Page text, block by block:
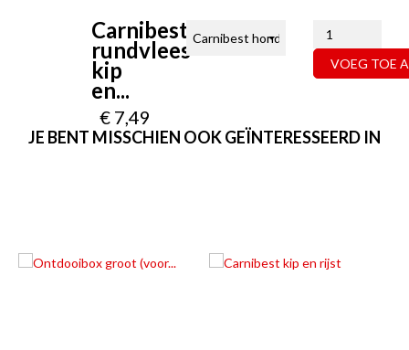
Carnibest
rundvlees
kip
en...
€ 7,49
VOEG TOE
JE BENT MISSCHIEN OOK GEÏNTERESSEERD IN